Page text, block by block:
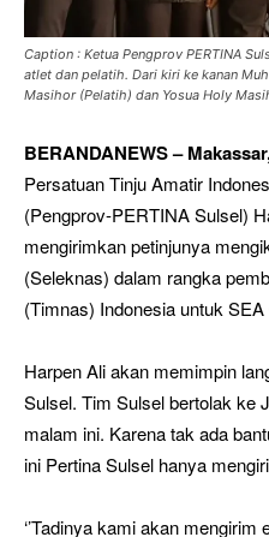
Caption : Ketua Pengprov PERTINA
atlet dan pelatih. Dari kiri ke kanan
Masihor (Pelatih) dan Yosua Holy
BERANDANEWS –
Persatuan Tinju Amatir
(Pengprov-PERTINA Sulsel)
mengirimkan petinjunya
(Seleknas) dalam rangka
(Timnas) Indonesia untuk
Harpen Ali akan memimpin
Sulsel. Tim Sulsel bertolak ke
malam ini. Karena tak ada
ini Pertina Sulsel hanya
‘’Tadinya kami akan